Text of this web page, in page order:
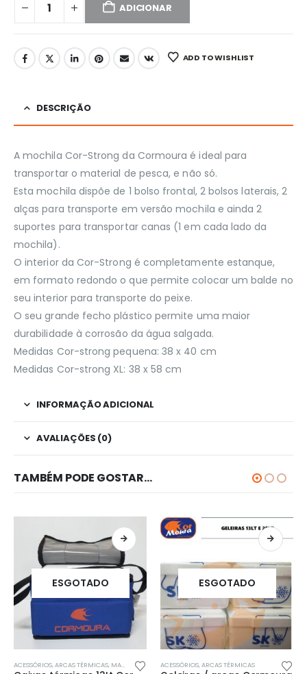
ADICIONAR
ADD TO WISHLIST
DESCRIÇÃO
A mochila Cor-Strong da Cormoura é ideal para
transportar o material de pesca, e não só.
Esta mochila dispõe de 1 bolso frontal, 2 bolsos laterais, 2
alças para transporte em versão mochila e ainda 2
suportes para transportar canas (1 em cada lado da
mochila).
O interior da Cor-Strong é completamente estanque,
em formato redondo o que permite colocar um balde no
seu interior para transporte do peixe.
O seu grande fecho plástico permite uma maior
durabilidade à corrosão da água salgada.
Medidas Cor-strong pequena: 38 x 40 cm
Medidas Cor-strong XL: 38 x 58 cm
INFORMAÇÃO ADICIONAL
AVALIAÇÕES (0)
TAMBÉM PODE GOSTAR…
ESGOTADO
ACESSÓRIOS,ARCAS TÉRMICAS, MALAS, BOLSAS, MOCHILAS & SACOS ,PROMOÇÕES!!
ESGOTADO
This product has multiple variants. The options may be chosen on the product page
ACESSÓRIOS,ARCAS TÉRMICAS